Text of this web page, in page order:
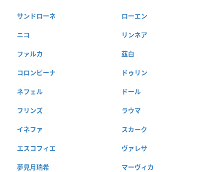
サンドローネ ローエン
ニコ リンネア
ファルカ 茲白
コロンビーナ ドゥリン
ネフェル ドール
フリンズ ラウマ
イネファ スカーク
エスコフィエ ヴァレサ
夢見月瑞希 マーヴィカ